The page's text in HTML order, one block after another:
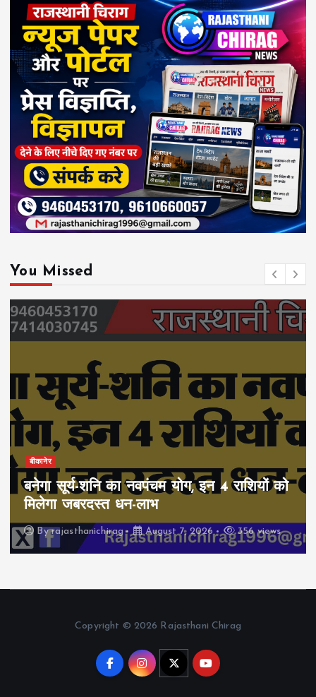
You Missed
बीकानेर
बनेगा सूर्य-शनि का नवपंचम योग, इन 4 राशियों को
मिलेगा जबरदस्त धन-लाभ
Byrajasthanichirag August 7, 2026 356 views
Copyright © 2026 Rajasthani Chirag